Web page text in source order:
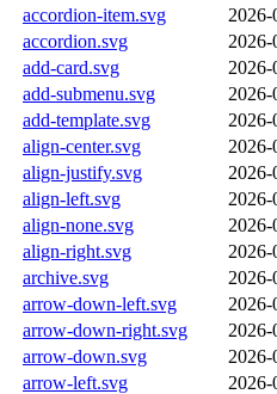
accordion-item.svg
2026-
accordion.svg
2026-
add-card.svg
2026-
add-submenu.svg
2026-
add-template.svg
2026-
align-center.svg
2026-
align-justify.svg
2026-
align-left.svg
2026-
align-none.svg
2026-
align-right.svg
2026-
archive.svg
2026-
arrow-down-left.svg
2026-
arrow-down-right.svg
2026-
arrow-down.svg
2026-
arrow-left.svg
2026-